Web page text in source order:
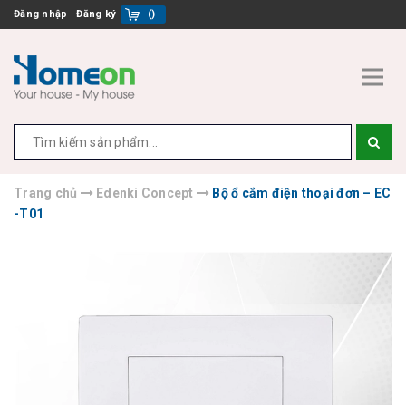
Đăng nhập Đăng ký ()
Trang chủ Edenki Concept
Bộ ổ cắm điện thoại đơn – EC
-T01